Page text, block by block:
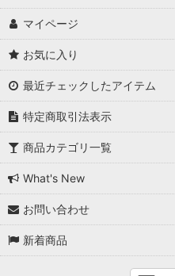
マイページ
お気に入り
最近チェックしたアイテム
特定商取引法表示
商品カテゴリ一覧
What's New
お問い合わせ
新着商品